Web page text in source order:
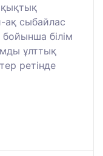
ақ сыбайлас
білім
ұлттық
ретінде